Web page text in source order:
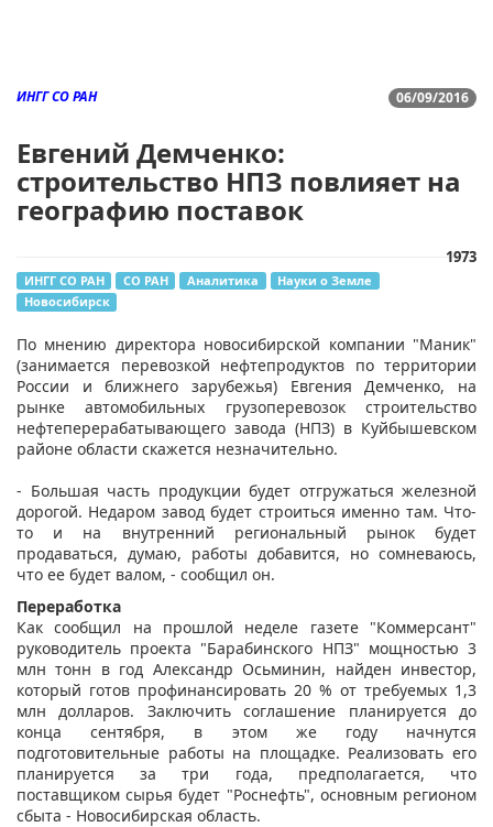
06/09/2016
ИНГГ СО РАН
Евгений Демченко:
строительство НПЗ повлияет на
географию поставок
1973
ИНГГ СО РАН СО РАН Аналитика
Науки о Земле
Новосибирск
По мнению директора новосибирской компании "Маник"
(занимается перевозкой нефтепродуктов по территории
России и ближнего зарубежья) Евгения Демченко, на
рынке автомобильных грузоперевозок строительство
нефтеперерабатывающего завода (НПЗ) в Куйбышевском
районе области скажется незначительно.
- Большая часть продукции будет отгружаться железной
дорогой. Недаром завод будет строиться именно там. Что-
то и на внутренний региональный рынок будет
продаваться, думаю, работы добавится, но сомневаюсь,
что ее будет валом, - сообщил он.
Переработка
Как сообщил на прошлой неделе газете "Коммерсант"
руководитель проекта "Барабинского НПЗ" мощностью 3
млн тонн в год Александр Осьминин, найден инвестор,
который готов профинансировать 20 % от требуемых 1,3
млн долларов. Заключить соглашение планируется до
конца сентября, в этом же году начнутся
подготовительные работы на площадке. Реализовать его
планируется за три года, предполагается, что
поставщиком сырья будет "Роснефть", основным регионом
сбыта - Новосибирская область.